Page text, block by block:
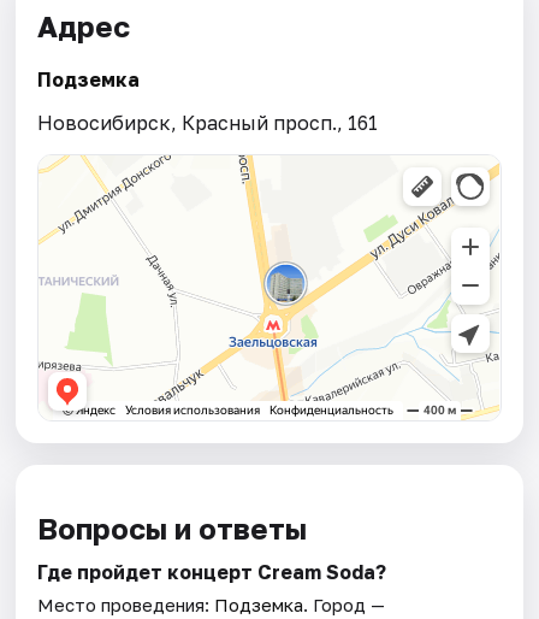
Адрес
Подземка
Новосибирск, Красный просп., 161
Вопросы и ответы
Где пройдет концерт Cream Soda?
Место проведения: Подземка . Город —